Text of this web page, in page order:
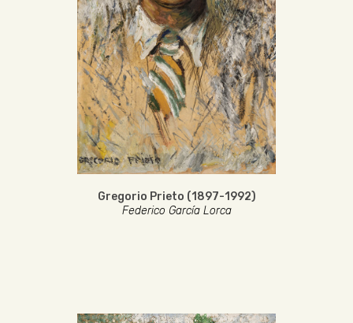
Gregorio Prieto (1897-1992)
Federico García Lorca